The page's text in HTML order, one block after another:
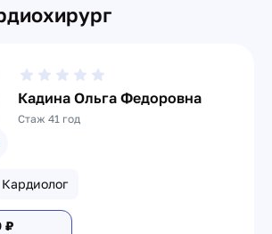
Кадина Ольга Федоровна
Стаж 41 год
Кардиолог
₽